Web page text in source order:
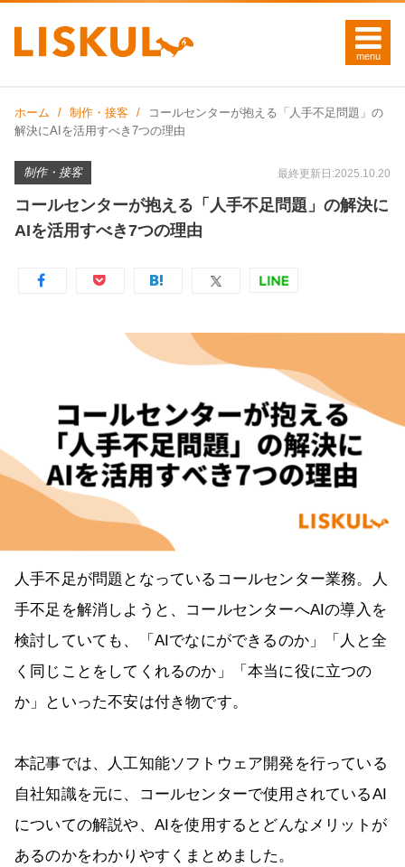
ホーム 制作・接客
コールセンターが抱える「人手不足問題」の
解決にAIを活用すべき7つの理由
制作・接客 最終更新日:2025.10.20
コールセンターが抱える「人手不足問題」の解決に
AIを活用すべき7つの理由
人手不足が問題となっているコールセンター業務。人
手不足を解消しようと、コールセンターへAIの導入を
検討していても、「AIでなにができるのか」「人と全
く同じことをしてくれるのか」「本当に役に立つの
か」といった不安は付き物です。
本記事では、人工知能ソフトウェア開発を行っている
自社知識を元に、コールセンターで使用されているAI
についての解説や、AIを使用するとどんなメリットが
あるのかをわかりやすくまとめました。